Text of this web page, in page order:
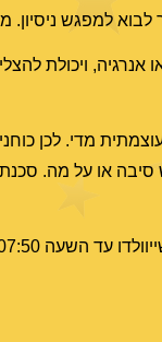
למפגש ניסיון.
אנרגיה, ויכולת
עוצמתית מדי. לכן
סיבה או על מה.